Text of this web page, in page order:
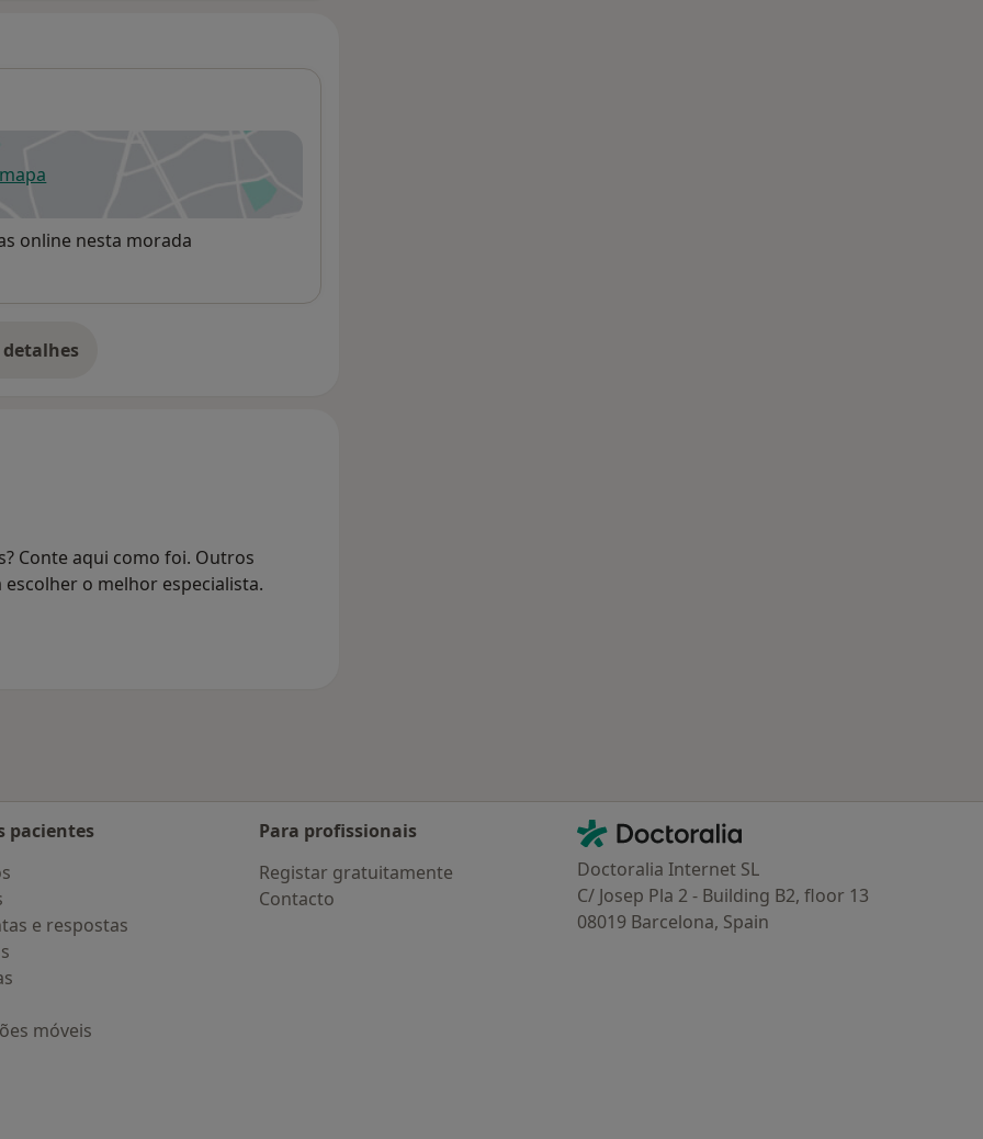
num novo separador
online nesta morada
o endereço
Conte aqui como foi. Outros
o melhor especialista.
pacientes
e respostas
móveis
Para profissionais
Registar gratuitamente
Contacto
Contacto
Doctoralia - Homepage
Doctoralia Internet SL
C/ Josep Pla 2 - Building B2, floor 13
08019 Barcelona, Spain